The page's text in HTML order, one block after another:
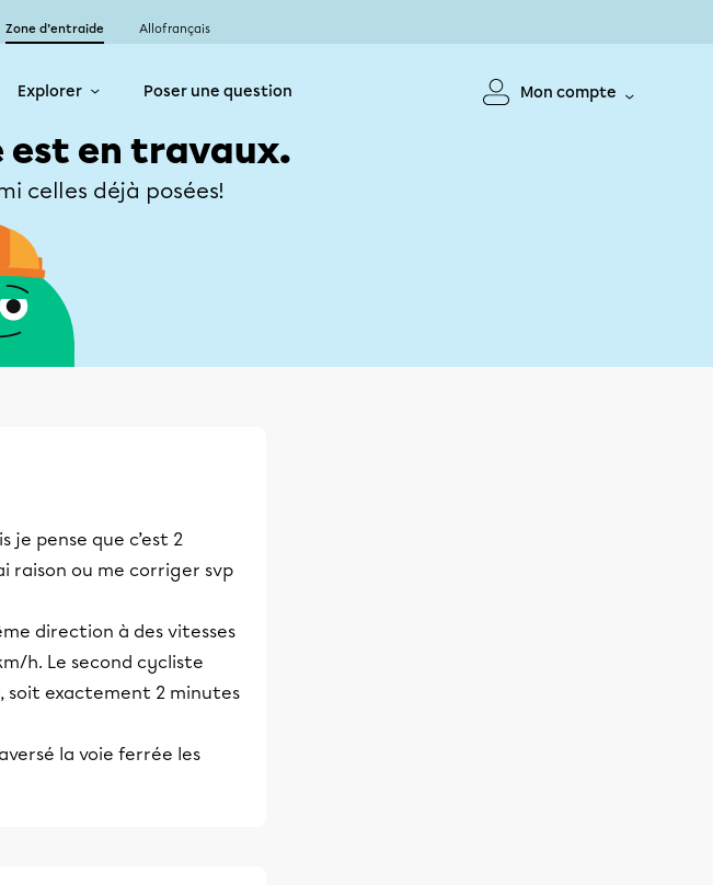
Zone d’entraide Allofrançais
Explorer Poser une question Mon compte
est en travaux.
celles déjà posées!
je pense que c’est 2
raison ou me corriger svp
direction à des vitesses
h. Le second cycliste
soit exactement 2 minutes
la voie ferrée les